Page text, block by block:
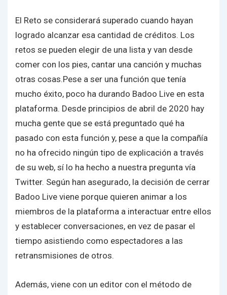
El Reto se considerará superado cuando hayan
logrado alcanzar esa cantidad de créditos. Los
retos se pueden elegir de una lista y van desde
comer con los pies, cantar una canción y muchas
otras cosas.Pese a ser una función que tenía
mucho éxito, poco ha durando Badoo Live en esta
plataforma. Desde principios de abril de 2020 hay
mucha gente que se está preguntado qué ha
pasado con esta función y, pese a que la compañía
no ha ofrecido ningún tipo de explicación a través
de su web, sí lo ha hecho a nuestra pregunta vía
Twitter. Según han asegurado, la decisión de cerrar
Badoo Live viene porque quieren animar a los
miembros de la plataforma a interactuar entre ellos
y establecer conversaciones, en vez de pasar el
tiempo asistiendo como espectadores a las
retransmisiones de otros.
Además, viene con un editor con el método de